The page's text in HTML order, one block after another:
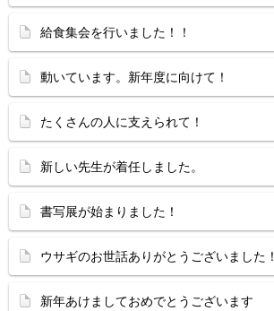
給食集会を行いました！！
動いています。新年度に向けて！
たくさんの人に支えられて！
新しい先生が着任しました。
書写展が始まりました！
ウサギのお世話ありがとうございました！
新年あけましておめでとうございます